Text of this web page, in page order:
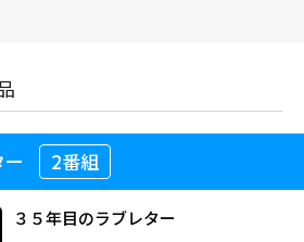
2番組
３５年目のラブレター